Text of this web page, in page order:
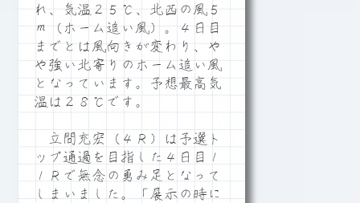
れ、気温２５℃、北西の風５
ｍ（ホーム追い風）。４日目
までとは風向きが変わり、や
や強い北寄りのホーム追い風
となっています。予想最高気
温は２８℃です。
立間充宏（４Ｒ）は予選ト
ップ通過を目指した４日目１
１Ｒで無念の勇み足となって
しまいました。「展示の時に